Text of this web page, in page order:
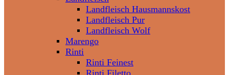
Landfleisch Hausmannskost
Landfleisch Pur
Landfleisch Wolf
Marengo
Rinti
Rinti Feinest